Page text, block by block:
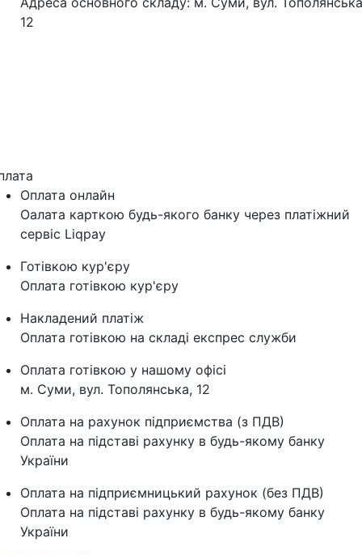
12
Оплата онлайн
Оалата карткою будь-якого банку через платіжний
сервіс Liqpay
Готівкою кур'єру
Оплата готівкою кур'єру
Накладений платіж
Оплата готівкою на складі експрес служби
Оплата готівкою у нашому офісі
м. Суми, вул. Тополянська, 12
Оплата на рахунок підприємства (з ПДВ)
Оплата на підставі рахунку в будь-якому банку
України
Оплата на підприємницький рахунок (без ПДВ)
Оплата на підставі рахунку в будь-якому банку
України